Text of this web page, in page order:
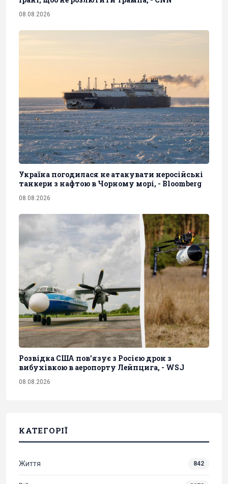
08.08.2026
Україна погодилася не атакувати неросійські
танкери з нафтою в Чорному морі, - Bloomberg
08.08.2026
Розвідка США пов’язує з Росією дрон з
вибухівкою в аеропорту Лейпцига, - WSJ
08.08.2026
КАТЕГОРІЇ
Життя 842